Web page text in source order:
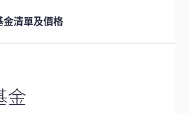
金清單及價格
金